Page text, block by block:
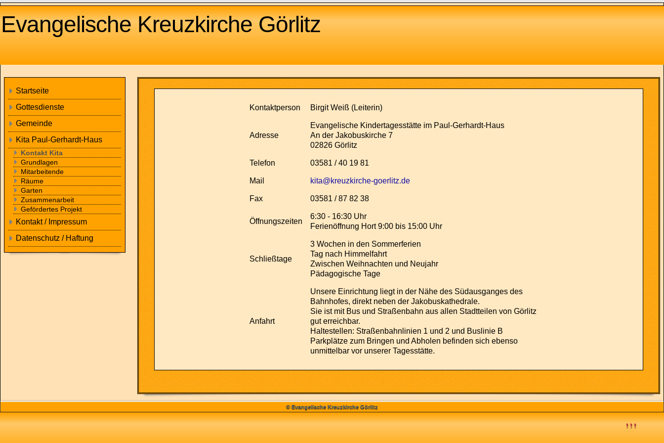
Evangelische Kreuzkirche Görlitz
© Evangelische Kreuzkirche Görlitz
↑↑↑
Startseite
Gottesdienste
Gemeinde
Kita Paul-Gerhardt-Haus
Kontakt Kita
Grundlagen
Mitarbeitende
Räume
Garten
Zusammenarbeit
Gefördertes Projekt
Kontakt / Impressum
Datenschutz / Haftung
Kontaktperson Birgit Weiß (Leiterin)
Adresse
Evangelische Kindertagesstätte im Paul-Gerhardt-Haus
An der Jakobuskirche 7
02826 Görlitz
Telefon 03581 / 40 19 81
Mail kita@kreuzkirche-goerlitz.de
Fax 03581 / 87 82 38
Öffnungszeiten
6:30 - 16:30 Uhr
Ferienöffnung Hort 9:00 bis 15:00 Uhr
Schließtage
3 Wochen in den Sommerferien
Tag nach Himmelfahrt
Zwischen Weihnachten und Neujahr
Pädagogische Tage
Anfahrt
Unsere Einrichtung liegt in der Nähe des Südausganges des
Bahnhofes, direkt neben der Jakobuskathedrale.
Sie ist mit Bus und Straßenbahn aus allen Stadtteilen von Görlitz
gut erreichbar.
Haltestellen: Straßenbahnlinien 1 und 2 und Buslinie B
Parkplätze zum Bringen und Abholen befinden sich ebenso
unmittelbar vor unserer Tagesstätte.